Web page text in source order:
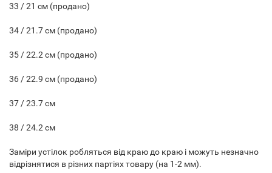
33 / 21 см (продано)
34 / 21.7 см (продано)
35 / 22.2 см (продано)
36 / 22.9 см (продано)
37 / 23.7 см
38 / 24.2 см
Заміри устілок робляться від краю до краю і можуть незначно
відрізнятися в різних партіях товару (на 1-2 мм).